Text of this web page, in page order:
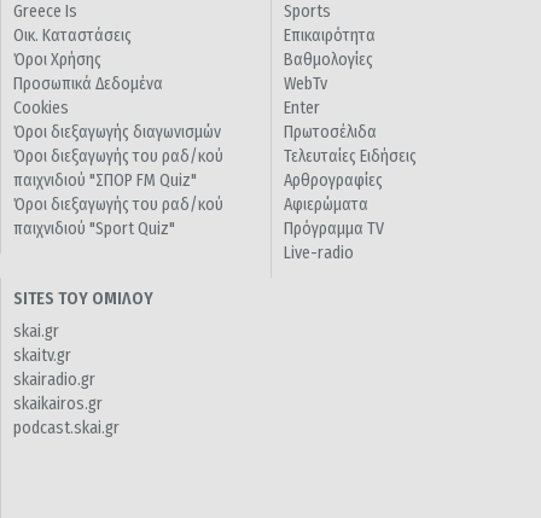
Greece Is
Οικ. Καταστάσεις
Όροι Χρήσης
Προσωπικά Δεδομένα
Cookies
Όροι διεξαγωγής διαγωνισμών
Όροι διεξαγωγής του ραδ/κού
παιχνιδιού "ΣΠΟΡ FM Quiz"
Όροι διεξαγωγής του ραδ/κού
παιχνιδιού "Sport Quiz"
Sports
Επικαιρότητα
Βαθμολογίες
WebTv
Enter
Πρωτοσέλιδα
Τελευταίες Ειδήσεις
Αρθρογραφίες
Αφιερώματα
Πρόγραμμα TV
Live-radio
SITES ΤΟΥ ΟΜΙΛΟΥ
skai.gr
skaitv.gr
skairadio.gr
skaikairos.gr
podcast.skai.gr